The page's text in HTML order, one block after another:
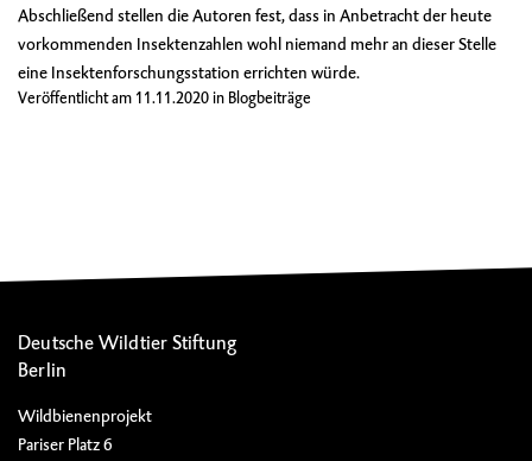
Abschließend stellen die Autoren fest, dass in Anbetracht der heute
vorkommenden Insektenzahlen wohl niemand mehr an dieser Stelle
eine Insektenforschungsstation errichten würde.
Veröffentlicht am 11.11.2020in Blogbeiträge
Deutsche Wildtier Stiftung
Berlin
Wildbienenprojekt
Pariser Platz 6